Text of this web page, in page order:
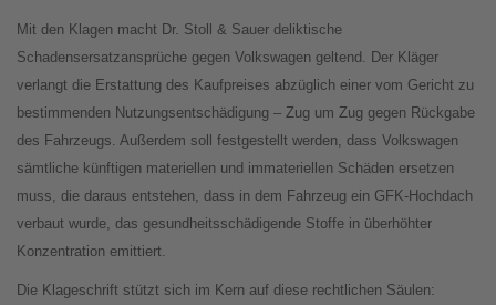
Mit den Klagen macht Dr. Stoll & Sauer deliktische
Schadensersatzansprüche gegen Volkswagen geltend. Der Kläger
verlangt die Erstattung des Kaufpreises abzüglich einer vom Gericht zu
bestimmenden Nutzungsentschädigung – Zug um Zug gegen Rückgabe
des Fahrzeugs. Außerdem soll festgestellt werden, dass Volkswagen
sämtliche künftigen materiellen und immateriellen Schäden ersetzen
muss, die daraus entstehen, dass in dem Fahrzeug ein GFK-Hochdach
verbaut wurde, das gesundheitsschädigende Stoffe in überhöhter
Konzentration emittiert.
Die Klageschrift stützt sich im Kern auf diese rechtlichen Säulen: